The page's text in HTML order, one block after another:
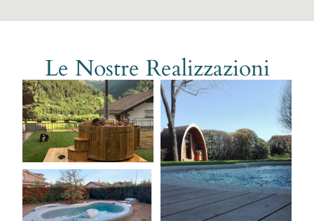
Le Nostre Realizzazioni